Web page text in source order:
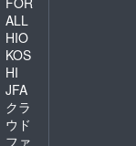
ALL
HIO
KOS
HI
JFA
クラ
ウド
ファ